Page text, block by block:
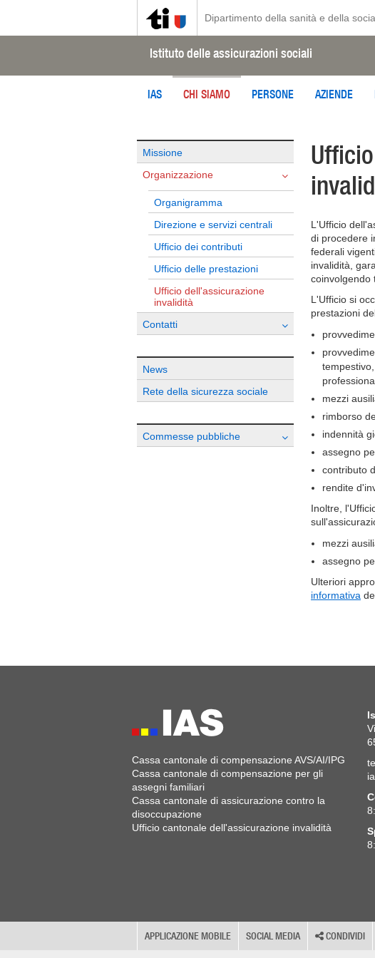
Dipartimento della sanità e della
Istituto delle assicurazioni sociali
IAS CHI SIAMO PERSONE AZIENDE
Missione
Organizzazione
Organigramma
Direzione e servizi centrali
Ufficio dei contributi
Ufficio delle prestazioni
Ufficio dell'assicurazione
invalidità
Contatti
News
Rete della sicurezza sociale
Commesse pubbliche
L'Ufficio
di procedere
federali
invalidità,
coinvolgendo
L'Ufficio si
prestazioni
mezzi
rimborso
indennità
assegno
contributo
rendite
Inoltre,
mezzi
assegno
Ulteriori
informativa
Cassa cantonale di compensazione AVS/AI/IPG
Cassa cantonale di compensazione per gli
assegni familiari
Cassa cantonale di assicurazione contro la
disoccupazione
Ufficio cantonale dell'assicurazione invalidità
APPLICAZIONE MOBILE SOCIAL MEDIA CONDIVIDI